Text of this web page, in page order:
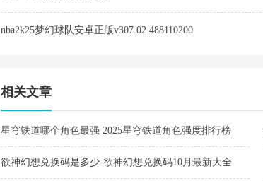
nba2k25梦幻球队安卓正版v307.02.488110200
相关文章
星穹铁道哪个角色最强 2025星穹铁道角色强度排行榜
欲神幻想兑换码是多少-欲神幻想兑换码10月最新大全